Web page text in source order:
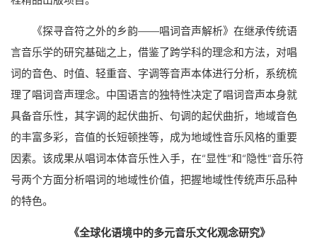
《探寻音符之外的乡韵——唱词音声解析》在继承传统语
言音乐学的研究基础之上，借鉴了跨学科的理念和方法，对唱
词的音色、时值、轻重音、字调等音声本体进行分析，系统梳
理了唱词音声理念。中国语言的独特性决定了唱词音声本身就
具备音乐性，其字调的起伏曲折、句调的起伏曲折，地域音色
的丰富多彩，音值的长短顿挫等，成为地域性音乐风格的重要
因素。该成果从唱词本体音乐性入手，在“显性”和“隐性”音乐符
号两个方面分析唱词的地域性价值，把握地域性传统声乐品种
的特色。
《全球化语境中的多元音乐文化观念研究》